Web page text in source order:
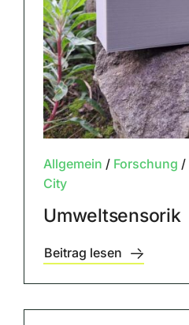
Allgemein / Forschung /
City
Umweltsensorik
Beitrag lesen